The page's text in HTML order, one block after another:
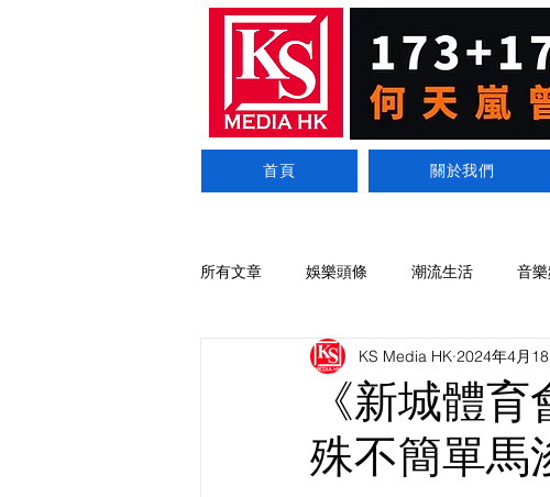
首頁 關於我們
所有文章 娛樂頭條 潮流生活 音
《新城體
殊不簡單馬
KS Media HK 2024年4月